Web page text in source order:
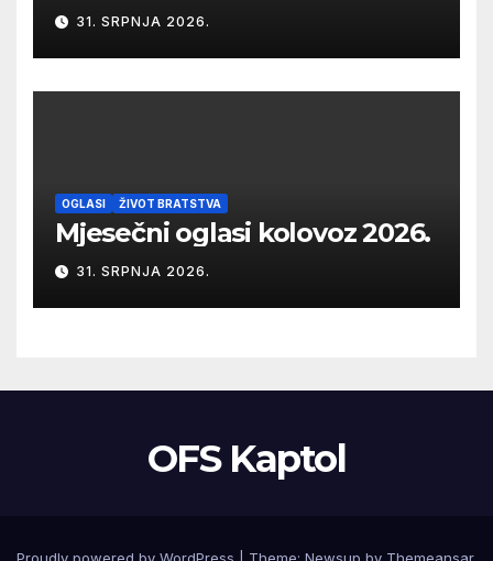
31. SRPNJA 2026.
OGLASI ŽIVOT BRATSTVA
Mjesečni oglasi kolovoz 2026.
31. SRPNJA 2026.
OFS Kaptol